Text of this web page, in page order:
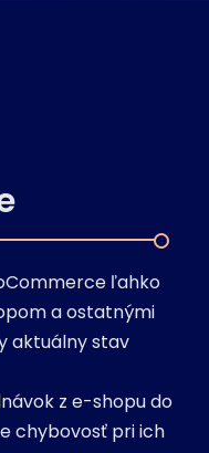
ľahko
a ostatnými
aktuálny stav
z e-shopu do
chybovosť pri ich